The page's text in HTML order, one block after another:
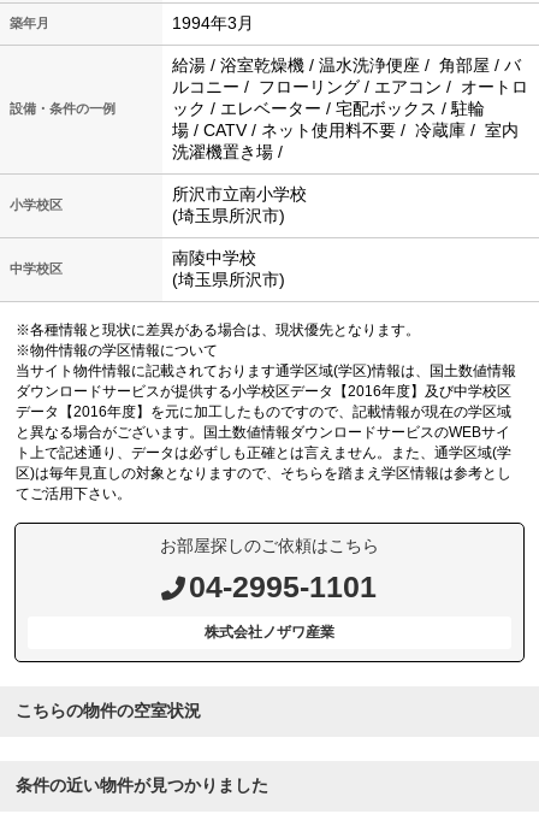
築年月 1994年3月
設備・条件の一例
給湯 / 浴室乾燥機 / 温水洗浄便座 / 角部屋 / バ
ルコニー / フローリング / エアコン / オートロ
ック / エレベーター / 宅配ボックス / 駐輪
場 / CATV / ネット使用料不要 / 冷蔵庫 / 室内
洗濯機置き場 /
小学校区
所沢市立南小学校
(埼玉県所沢市)
中学校区
南陵中学校
(埼玉県所沢市)
※各種情報と現状に差異がある場合は、現状優先となります。
※物件情報の学区情報について
当サイト物件情報に記載されております通学区域(学区)情報は、国土数値情報
ダウンロードサービスが提供する小学校区データ【2016年度】及び中学校区
データ【2016年度】を元に加工したものですので、記載情報が現在の学区域
と異なる場合がございます。国土数値情報ダウンロードサービスのWEBサイ
ト上で記述通り、データは必ずしも正確とは言えません。また、通学区域(学
区)は毎年見直しの対象となりますので、そちらを踏まえ学区情報は参考とし
てご活用下さい。
お部屋探しのご依頼はこちら
04-2995-1101
株式会社ノザワ産業
こちらの物件の空室状況
条件の近い物件が見つかりました